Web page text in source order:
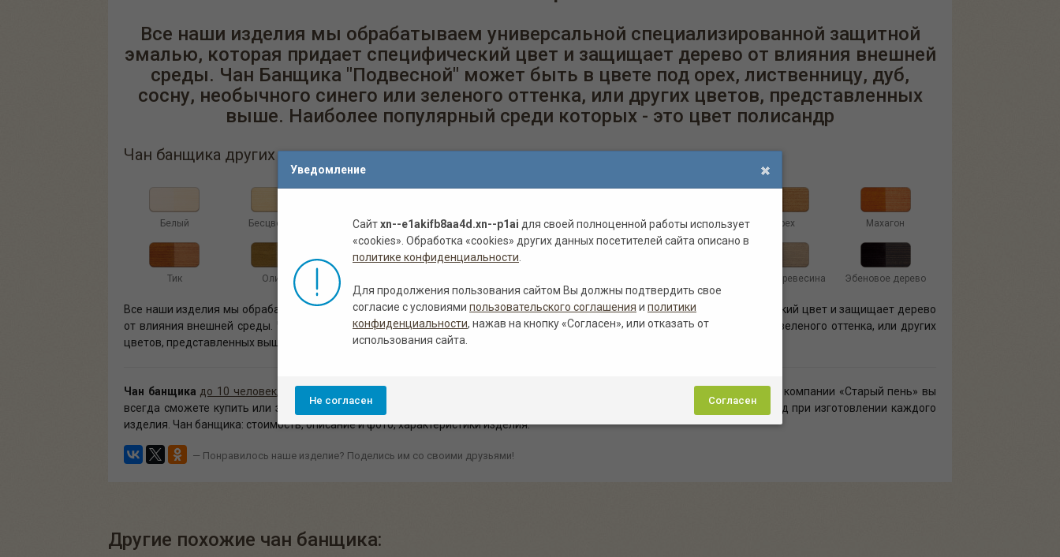
Все наши изделия мы обрабатываем универсальной специализированной защитной
эмалью, которая придает специфический цвет и защищает дерево от влияния внешней
среды. Чан Банщика "Подвесной" может быть в цвете под орех, лиственницу, дуб,
сосну, необычного синего или зеленого оттенка, или других цветов, представленных
выше. Наиболее популярный среди которых - это цвет полисандр
Чан банщика других цветов и оттенков
Белый Бесцветный Сосна Пиния Лиственница Дуб Орех Махагон
Тик Олива Старая древесина Эбеновое дерево
Все наши изделия мы обрабатываем универсальной специализированной защитной эмалью, которая придает специфический цвет и защищает дерево
от влияния внешней среды. Чан банщика может быть в цвете под орех, лиственницу, дуб, сосну, необычного синего или зеленого оттенка, или других
цветов, представленных выше. Наиболее популярный среди которых - это цвет полисандр.
Чан банщика до 10 человек, с декором из камня
с возможной доставкой и монтажом. В компании «Старый пень» вы
всегда сможете купить или заказать чан банщика другого цвета, размера и комплектации. У нас индивидуальный подход при изготовлении каждого
изделия. Чан банщика: стоимость, описание и фото, характеристики изделия.
— Понравилось наше изделие? Поделись им со своими друзьями!
Другие похожие чан банщика:
Уведомление
Сайтxn--e1akifb8aa4d.xn--p1ai для своей полноценной работы использует
«cookies». Обработка «cookies» других данных посетителей сайта описано в
политике конфиденциальности
Для продолжения пользования сайтом Вы должны подтвердить свое
согласие с условиями пользовательского соглашения и политики
конфиденциальности, нажав на кнопку «Согласен», или отказать от
использования сайта.
Согласен
Не согласен